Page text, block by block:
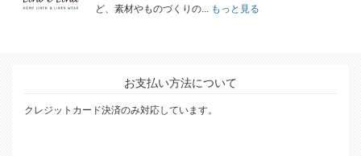
ど、素材やものづくりの...
もっと見る
お支払い方法について
クレジットカード決済のみ対応しています。